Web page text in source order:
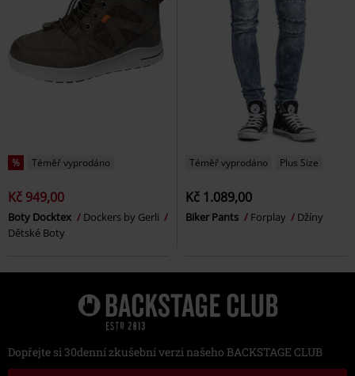
% Téměř vyprodáno
Kč 949,00
Boty Docktex
Dockers by Gerli
Dětské Boty
Téměř vyprodáno Plus Size
Kč 1.089,00
Biker Pants Forplay Džíny
Dopřejte si 30denní zkušební verzi našeho BACKSTAGE CLUB